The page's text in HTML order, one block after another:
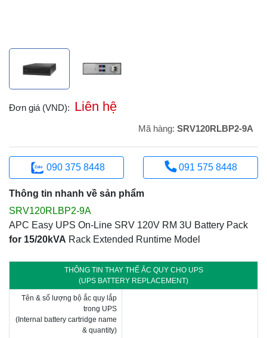
Đơn giá (VND): Liên hệ
Mã hàng: SRV120RLBP2-9A
090 375 8448 091 575 8448
Thông tin nhanh về sản phẩm
SRV120RLBP2-9A
APC Easy UPS On-Line SRV 120V RM 3U Battery Pack
for 15/20kVA Rack Extended Runtime Model
THÔNG TIN THAY THẾ ẮC QUY CHO UPS
(UPS BATTERY REPLACEMENT)
Tên & số lượng bộ ắc quy lắp
trong UPS
(Internal battery cartridge name
& quantity)